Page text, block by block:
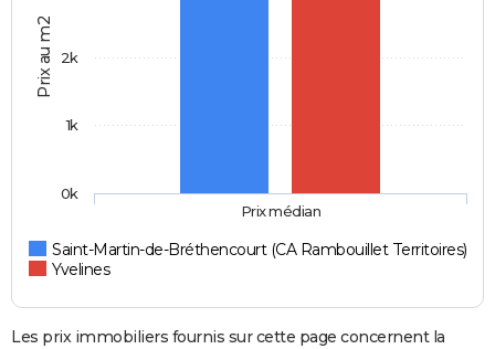
Prix au m2
Saint-Martin-de-Bréthencourt (CA Rambouillet Territoires)
Yvelines
Prix médian
0k
1k
2k
Les prix immobiliers fournis sur cette page concernent la